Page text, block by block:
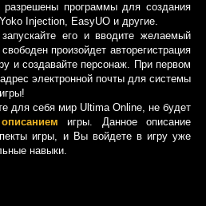
программы для создания
Injection, EasyUO и другие.
его и вводите желаемый
произойдет авторегистрация
и создавайте персонаж. При первом
электронной почты для системы
для себя мир Ultima Online, не будет
описанием игры. Данное описание
игры, и Вы войдете в игру уже
навыки.